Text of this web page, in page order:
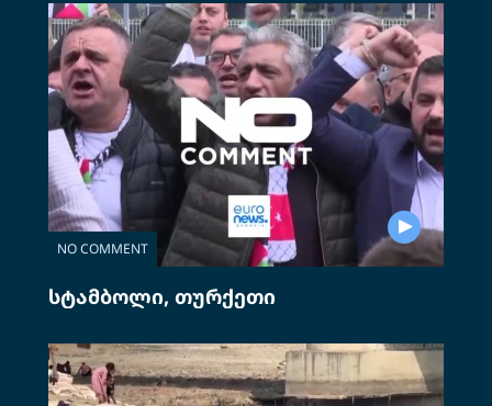
NO COMMENT
სტამბოლი, თურქეთი